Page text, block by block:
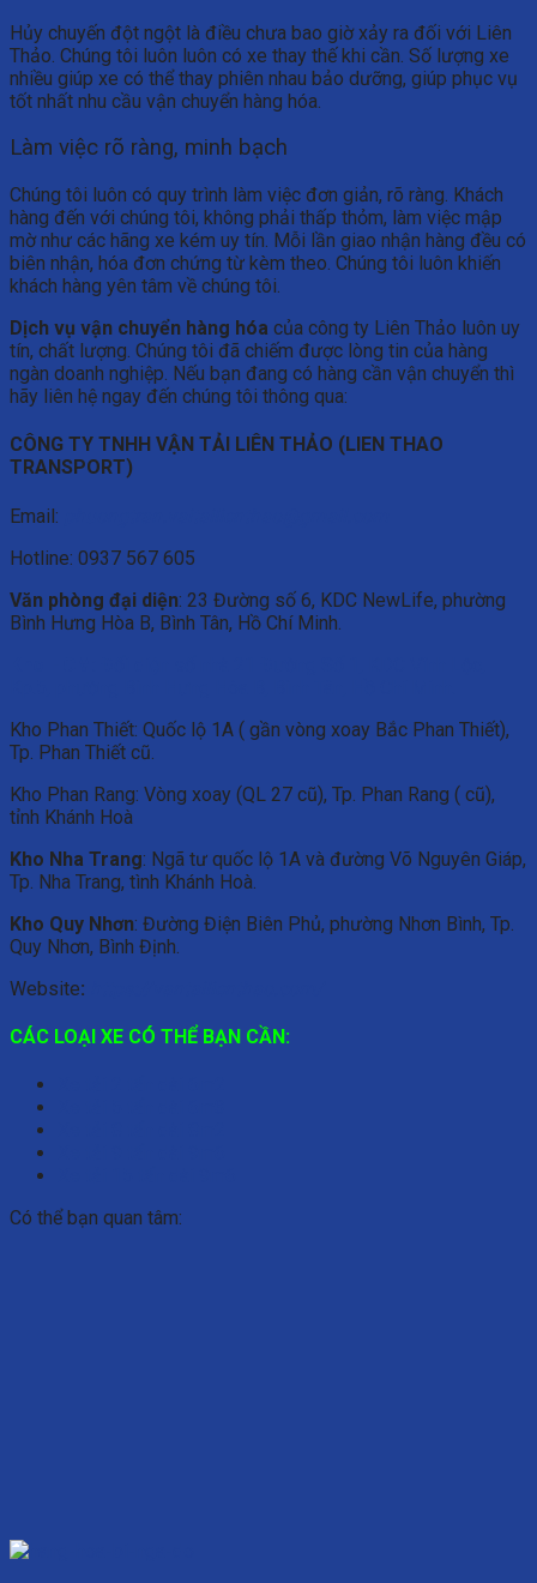
Hủy chuyến đột ngột là điều chưa bao giờ xảy ra đối với Liên
Thảo. Chúng tôi luôn luôn có xe thay thế khi cần. Số lượng xe
nhiều giúp xe có thể thay phiên nhau bảo dưỡng, giúp phục vụ
tốt nhất nhu cầu vận chuyển hàng hóa.
Làm việc rõ ràng, minh bạch
Chúng tôi luôn có quy trình làm việc đơn giản, rõ ràng. Khách
hàng đến với chúng tôi, không phải thấp thỏm, làm việc mập
mờ như các hãng xe kém uy tín. Mỗi lần giao nhận hàng đều có
biên nhận, hóa đơn chứng từ kèm theo. Chúng tôi luôn khiến
khách hàng yên tâm về chúng tôi.
Dịch vụ vận chuyển hàng hóa của công ty Liên Thảo luôn uy
tín, chất lượng. Chúng tôi đã chiếm được lòng tin của hàng
ngàn doanh nghiệp. Nếu bạn đang có hàng cần vận chuyển thì
hãy liên hệ ngay đến chúng tôi thông qua:
CÔNG TY TNHH VẬN TẢI LIÊN THẢO (LIEN THAO
TRANSPORT)
Email:
Hotline: 0937 567 605
Văn phòng đại diện: 23 Đường số 6, KDC NewLife, phường
Bình Hưng Hòa B, Bình Tân, Hồ Chí Minh.
Kho Phan Thiết: Quốc lộ 1A ( gần vòng xoay Bắc Phan Thiết),
Tp. Phan Thiết cũ.
Kho Phan Rang: Vòng xoay (QL 27 cũ), Tp. Phan Rang ( cũ),
tỉnh Khánh Hoà
Kho Nha Trang: Ngã tư quốc lộ 1A và đường Võ Nguyên Giáp,
Tp. Nha Trang, tình Khánh Hoà.
Kho Quy Nhơn: Đường Điện Biên Phủ, phường Nhơn Bình, Tp.
Quy Nhơn, Bình Định.
Website:
CÁC LOẠI XE CÓ THỂ BẠN CẦN:
Có thể bạn quan tâm: